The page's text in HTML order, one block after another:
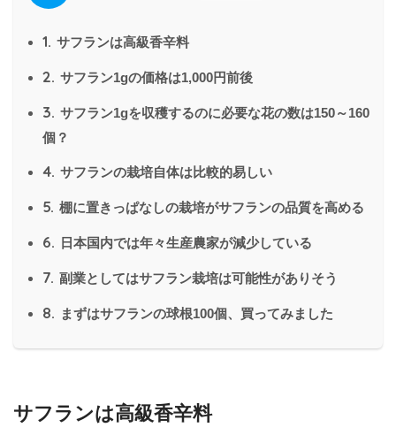
1. サフランは高級香辛料
2. サフラン1gの価格は1,000円前後
3. サフラン1gを収穫するのに必要な花の数は150～160
個？
4. サフランの栽培自体は比較的易しい
5. 棚に置きっぱなしの栽培がサフランの品質を高める
6. 日本国内では年々生産農家が減少している
7. 副業としてはサフラン栽培は可能性がありそう
8. まずはサフランの球根100個、買ってみました
サフランは高級香辛料